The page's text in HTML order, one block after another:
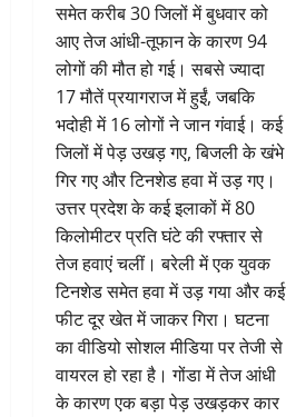
समेत करीब 30 जिलों में बुधवार को
आए तेज आंधी-तूफान के कारण 94
लोगों की मौत हो गई। सबसे ज्यादा
17 मौतें प्रयागराज में हुईं, जबकि
भदोही में 16 लोगों ने जान गंवाई। कई
जिलों में पेड़ उखड़ गए, बिजली के खंभे
गिर गए और टिनशेड हवा में उड़ गए।
उत्तर प्रदेश के कई इलाकों में 80
किलोमीटर प्रति घंटे की रफ्तार से
तेज हवाएं चलीं। बरेली में एक युवक
टिनशेड समेत हवा में उड़ गया और कई
फीट दूर खेत में जाकर गिरा। घटना
का वीडियो सोशल मीडिया पर तेजी से
वायरल हो रहा है। गोंडा में तेज आंधी
के कारण एक बड़ा पेड़ उखड़कर कार